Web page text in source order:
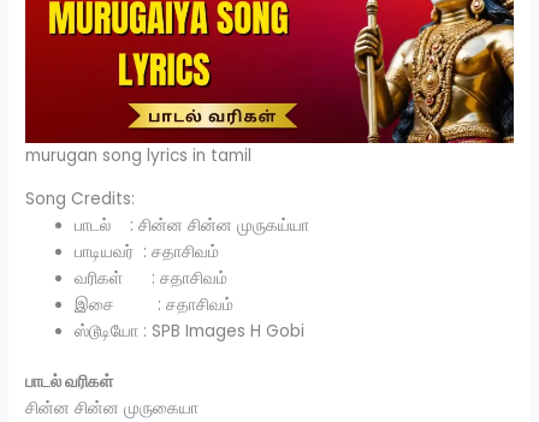
murugan song lyrics in tamil
Song Credits:
பாடல் : சின்ன சின்ன முருகய்யா
பாடியவர் : சதாசிவம்
வரிகள் : சதாசிவம்
இசை : சதாசிவம்
ஸ்டூடியோ : SPB Images H Gobi
பாடல் வரிகள்
சின்ன சின்ன முருகையா